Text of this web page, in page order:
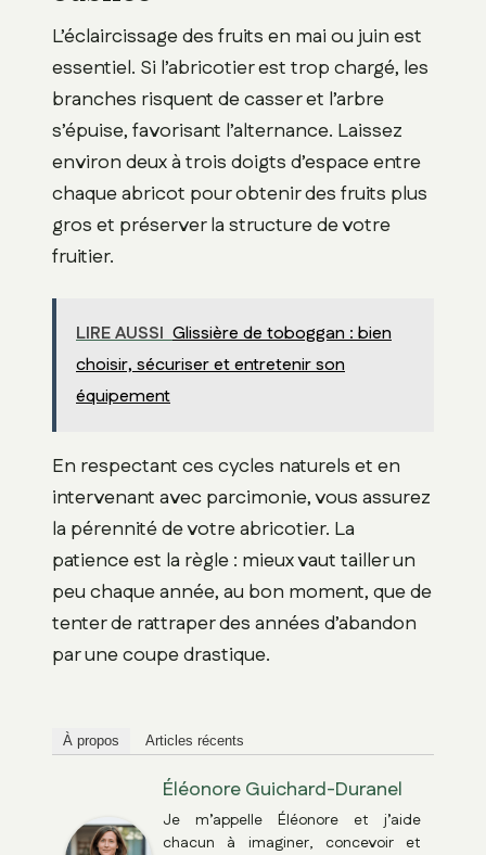
L’éclaircissage des fruits en mai ou juin est
essentiel. Si l’abricotier est trop chargé, les
branches risquent de casser et l’arbre
s’épuise, favorisant l’alternance. Laissez
environ deux à trois doigts d’espace entre
chaque abricot pour obtenir des fruits plus
gros et préserver la structure de votre
fruitier.
LIRE AUSSI Glissière de toboggan : bien
choisir, sécuriser et entretenir son
équipement
En respectant ces cycles naturels et en
intervenant avec parcimonie, vous assurez
la pérennité de votre abricotier. La
patience est la règle : mieux vaut tailler un
peu chaque année, au bon moment, que de
tenter de rattraper des années d’abandon
par une coupe drastique.
À propos Articles récents
Éléonore Guichard-Duranel
Je m’appelle Éléonore et j’aide
chacun à imaginer, concevoir et